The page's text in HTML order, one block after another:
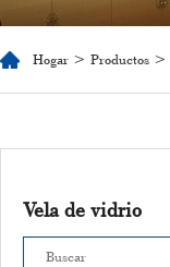
Hogar > Productos >
Vela de vidrio